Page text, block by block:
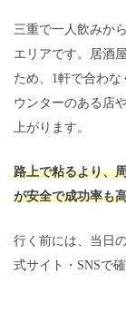
三重で一人飲みか
エリアです。居酒
ため、1軒で合わ
ウンターのある店
上がります。
路上で粘るより、
が安全で成功率も
行く前には、当日
式サイト・SNSで